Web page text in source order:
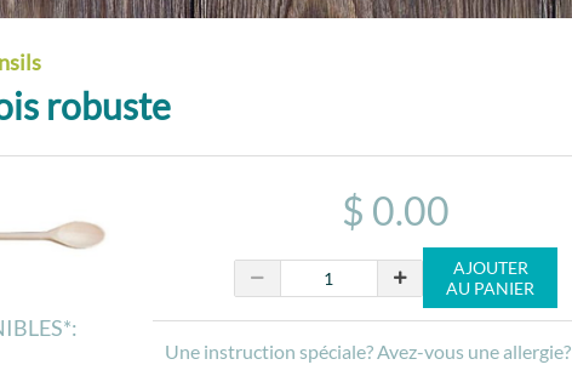
robuste
$ 0.00
AJOUTER
AU PANIER
Une instruction spéciale? Avez-vous une allergie?